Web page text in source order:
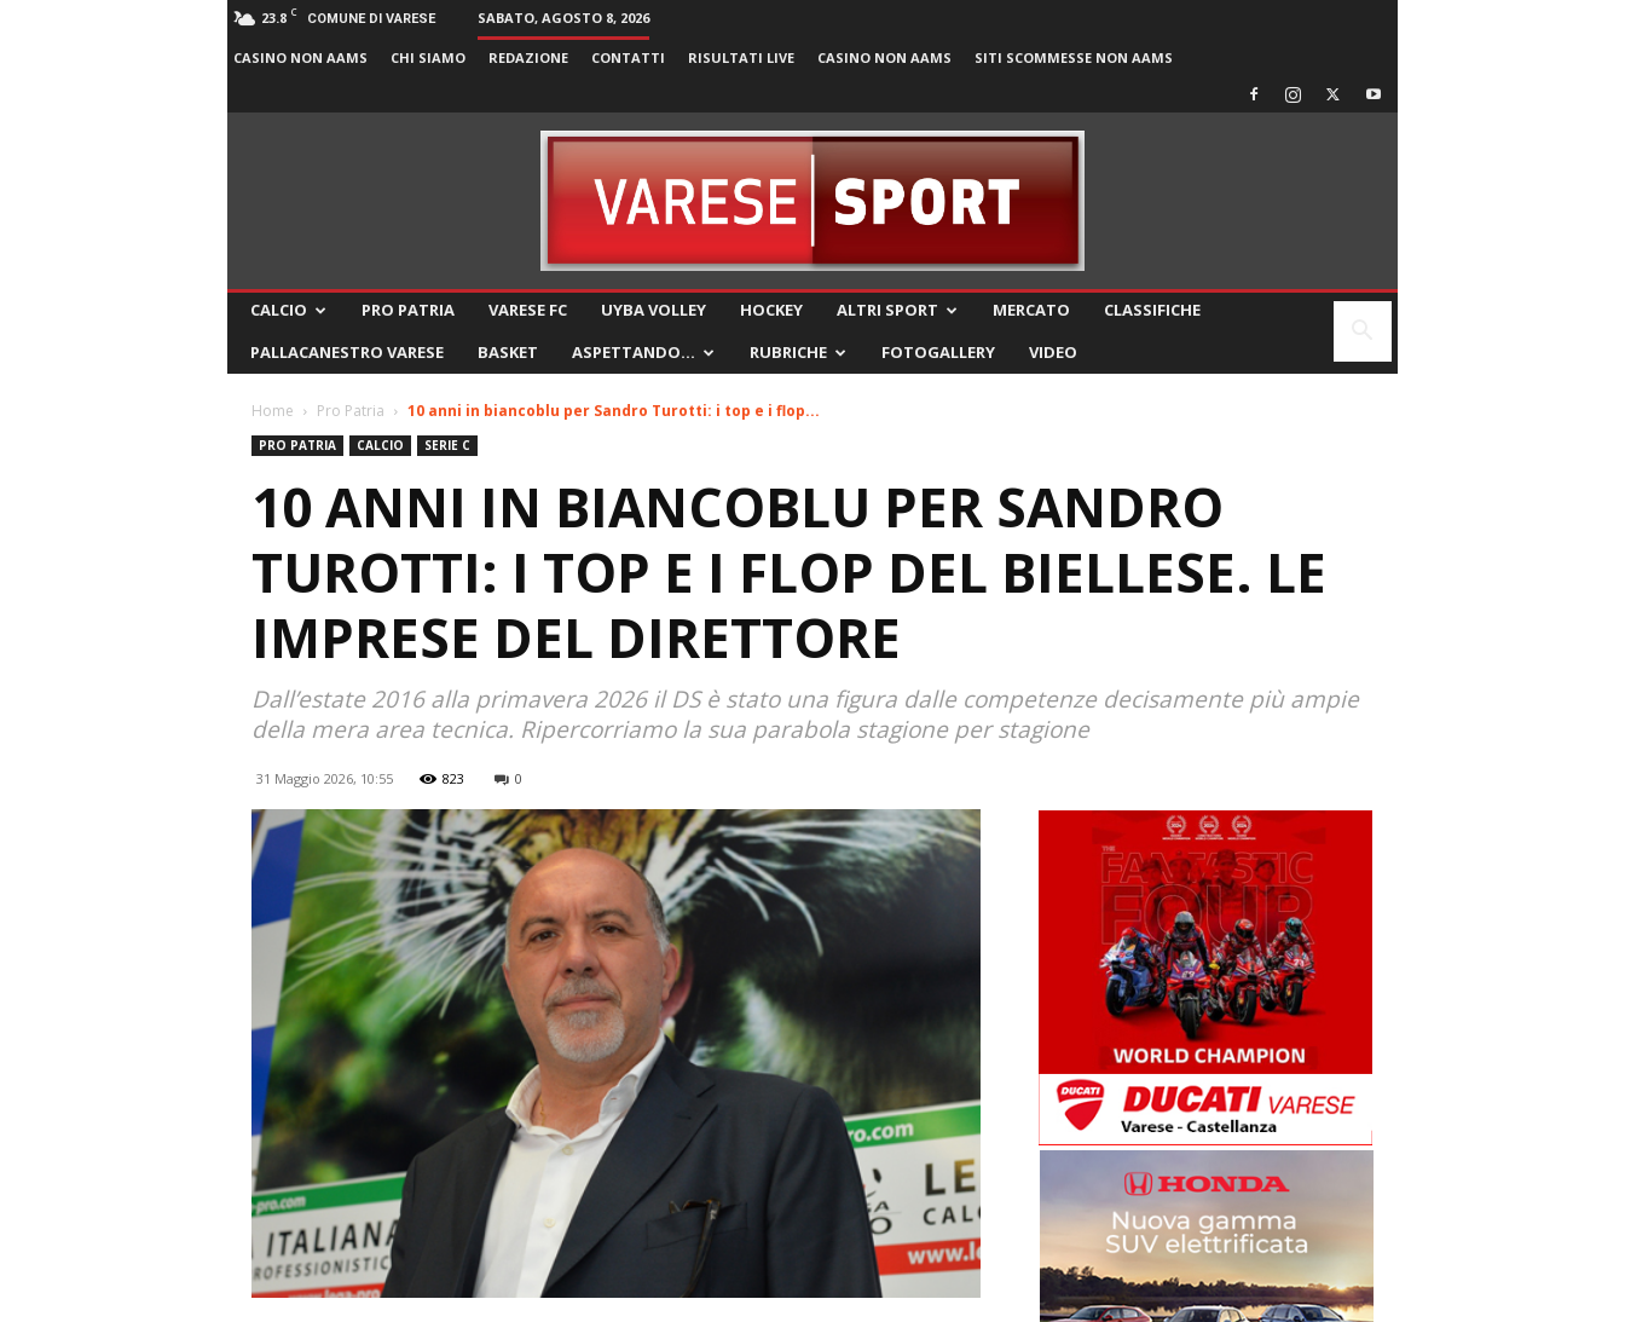
23.8 C COMUNE DI VARESE SABATO, AGOSTO 8, 2026
CASINO NON AAMS CHI SIAMO REDAZIONE CONTATTI RISULTATI LIVE CASINO NON AAMS SITI SCOMMESSE NON AAMS
CALCIO PRO PATRIA VARESE FC UYBA VOLLEY HOCKEY ALTRI SPORT MERCATO
CLASSIFICHE
PALLACANESTRO VARESE
BASKET ASPETTANDO… RUBRICHE FOTOGALLERY VIDEO
Home Pro Patria 10 anni in biancoblu per Sandro Turotti: i top e i flop...
PRO PATRIA CALCIO SERIE C
10 ANNI IN BIANCOBLU PER SANDRO
TUROTTI: I TOP E I FLOP DEL BIELLESE. LE
IMPRESE DEL DIRETTORE
Dall’estate 2016 alla primavera 2026 il DS è stato una figura dalle competenze decisamente più ampie
della mera area tecnica. Ripercorriamo la sua parabola stagione per stagione
31 Maggio 2026, 10:55 823 0